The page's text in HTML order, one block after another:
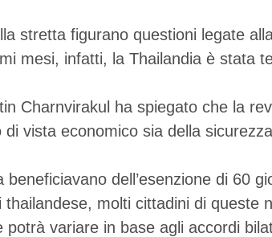
stretta figurano questioni legate
mesi, infatti, la Thailandia è stata
Charnvirakul ha spiegato che la
vista economico sia della
beneficiavano dell’esenzione di 60
thailandese, molti cittadini di
potrà variare in base agli accordi